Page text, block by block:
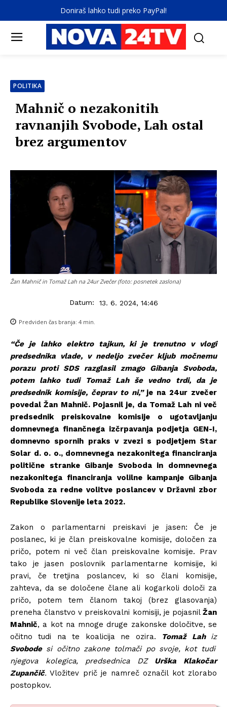
Doniraš lahko tudi preko PayPal!
POLITIKA
Mahnič o nezakonitih
ravnanjih Svobode, Lah ostal
brez argumentov
Žan Mahnič in Tomaž Lah na 24ur Zvečer (foto: posnetek zaslona)
Datum: 13. 6. 2024, 14:46
Predviden čas branja: 4 min.
“Če je lahko elektro tajkun, ki je trenutno v vlogi
predsednika vlade, v nedeljo zvečer kljub močnemu
porazu proti SDS razglasil zmago Gibanja Svoboda,
potem lahko tudi Tomaž Lah še vedno trdi, da je
predsednik komisije, čeprav to ni,”je na 24ur zvečer
povedal Žan Mahnič. Pojasnil je, da Tomaž Lah ni več
predsednik preiskovalne komisije o ugotavljanju
domnevnega finančnega izčrpavanja podjetja GEN-I,
domnevno spornih praks v zvezi s podjetjem Star
Solar d. o. o., domnevnega nezakonitega financiranja
politične stranke Gibanje Svoboda in domnevnega
nezakonitega financiranja volilne kampanje Gibanja
Svoboda za redne volitve poslancev v Državni zbor
Republike Slovenije leta 2022.
Zakon o parlamentarni preiskavi je jasen: Če je
poslanec, ki je član preiskovalne komisije, določen za
pričo, potem ni več član preiskovalne komisije. Prav
tako je jasen poslovnik parlamentarne komisije, ki
pravi, če tretjina poslancev, ki so člani komisije,
zahteva, da se določene člane ali kogarkoli določi za
pričo, potem tem članom takoj (brez glasovanja)
preneha članstvo v preiskovalni komisiji, je pojasnil Žan
Mahnič, a kot na mnoge druge zakonske določitve, se
očitno tudi na te koalicija ne ozira.
Tomaž Lah iz
Svobodesi očitno zakone tolmači po svoje, kot tudi
njegova kolegica, predsednica DZ Urška Klakočar
Zupančič. Vložitev prič je namreč označil kot zlorabo
postopkov.